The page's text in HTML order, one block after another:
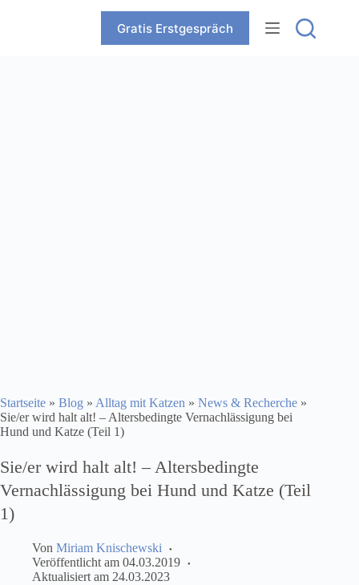
Gratis Erstgespräch
Startseite » Blog » Alltag mit Katzen » News & Recherche »
Sie/er wird halt alt! – Altersbedingte Vernachlässigung bei
Hund und Katze (Teil 1)
Sie/er wird halt alt! – Altersbedingte
Vernachlässigung bei Hund und Katze (Teil
1)
Von Miriam Knischewski
Veröffentlicht am 04.03.2019
Aktualisiert am 24.03.2023